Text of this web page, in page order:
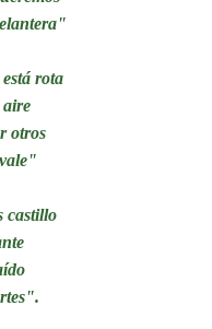
rota
aire
otros
castillo